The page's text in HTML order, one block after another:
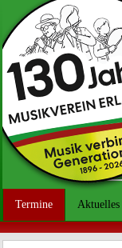
Termine Aktuelles